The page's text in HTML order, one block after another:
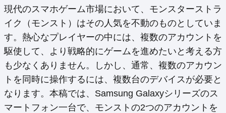
X
(Twitter)
FacebookPinterestLinkedInEmail
現代のスマホゲーム市場において、モンスターストラ
イク（モンスト）はその人気を不動のものとしていま
す。熱心なプレイヤーの中には、複数のアカウントを
駆使して、より戦略的にゲームを進めたいと考える方
も少なくありません。しかし、通常、複数のアカウン
トを同時に操作するには、複数台のデバイスが必要と
なります。本稿では、Samsung Galaxyシリーズのス
マートフォン一台で、モンストの2つのアカウントを